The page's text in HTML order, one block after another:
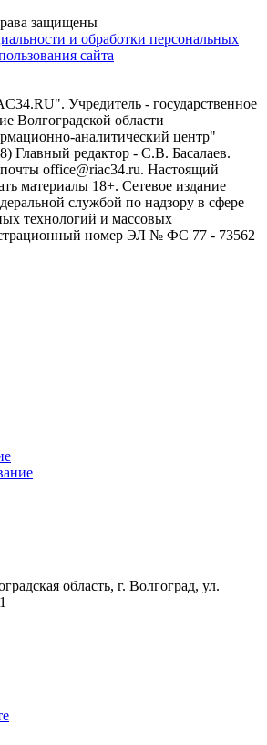
защищены
и обработки персональных
сайта
Учредитель - государственное
Волгоградской области
аналитический центр"
Главный редактор - С.В. Басалаев.
office@riac34.ru. Настоящий
материалы 18+. Сетевое издание
службой по надзору в сфере
технологий и массовых
номер ЭЛ № ФС 77 - 73562
область, г. Волгоград, ул.